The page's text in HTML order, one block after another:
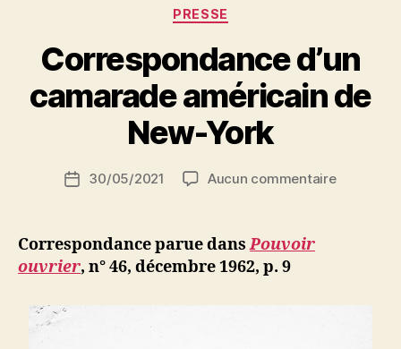
Catégories
PRESSE
Correspondance d’un
camarade américain de
New-York
de
P
a
S
N
ji
b
Date30/05/2021 Aucun commentairesur
Correspondance parue dansPouvoir
ouvrier, n° 46, décembre 1962, p. 9